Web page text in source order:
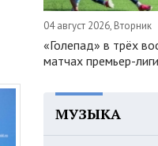
04 август 2026, Вторник
«Голепад» в трёх
матчах премьер-лиги
МУЗЫКА